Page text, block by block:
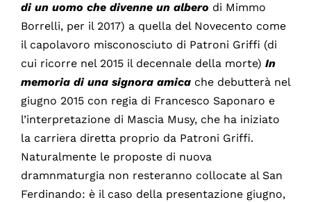
di un uomo che divenne un albero di Mimmo
Borrelli, per il 2017) a quella del Novecento come
il capolavoro misconosciuto di Patroni Griffi (di
cui ricorre nel 2015 il decennale della morte) In
memoria di una signora amica che debutterà nel
giugno 2015 con regia di Francesco Saponaro e
l’interpretazione di Mascia Musy, che ha iniziato
la carriera diretta proprio da Patroni Griffi.
Naturalmente le proposte di nuova
dramnmaturgia non resteranno collocate al San
Ferdinando: è il caso della presentazione giugno,